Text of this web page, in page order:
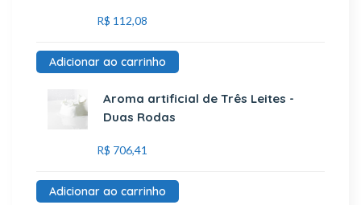
R$ 112,08
Adicionar ao carrinho
Aroma artificial de Três Leites -
Duas Rodas
R$ 706,41
Adicionar ao carrinho